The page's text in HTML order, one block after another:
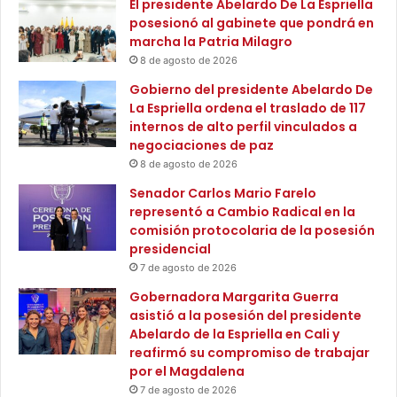
Marta y la Serranía de Perijá. Esta experiencia ofrece un
enfoque único que conecta la biodiversidad colombiana
con el legado literario del Nobel.
(www.truman.com.co/en/inicio)
Recorridos literarios, culturales y musicales
incluye visitas a la estación del ferrocarril de Aracataca, la
Casa Museo, y otros lugares históricos como el Puente de
los Varaos y la Casa del Telegrafista. (www.
historytravelers.com)
Go Colombia DMC: ofrece un tour por Aracataca y
Barranquilla que incluye los lugares que inspiraron al
autor, como su casa natal y sitios icónicos inmortalizados
en sus obras. (www.gocolombiadmc.com)
e
B
a
c
o
y
s
u
s
o
g
a
s
El presidente Abelardo De La Espriella
posesionó al gabinete que pondrá en
marcha la Patria Milagro
8 de agosto de 2026
Gobierno del presidente Abelardo De
La Espriella ordena el traslado de 117
internos de alto perfil vinculados a
negociaciones de paz
8 de agosto de 2026
Senador Carlos Mario Farelo
representó a Cambio Radical en la
comisión protocolaria de la posesión
presidencial
7 de agosto de 2026
Gobernadora Margarita Guerra
asistió a la posesión del presidente
Abelardo de la Espriella en Cali y
reafirmó su compromiso de trabajar
por el Magdalena
7 de agosto de 2026